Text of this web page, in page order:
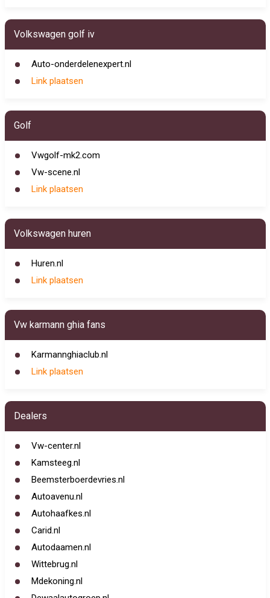
Volkswagen golf iv
Auto-onderdelenexpert.nl
Link plaatsen
Golf
Vwgolf-mk2.com
Vw-scene.nl
Link plaatsen
Volkswagen huren
Huren.nl
Link plaatsen
Vw karmann ghia fans
Karmannghiaclub.nl
Link plaatsen
Dealers
Vw-center.nl
Kamsteeg.nl
Beemsterboerdevries.nl
Autoavenu.nl
Autohaafkes.nl
Carid.nl
Autodaamen.nl
Wittebrug.nl
Mdekoning.nl